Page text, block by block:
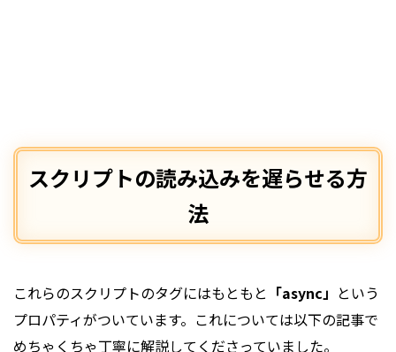
スクリプトの読み込みを遅らせる方
法
これらのスクリプトのタグにはもともと 「async」 という
プロパティがついています。これについては以下の記事で
めちゃくちゃ丁寧に解説してくださっていました。